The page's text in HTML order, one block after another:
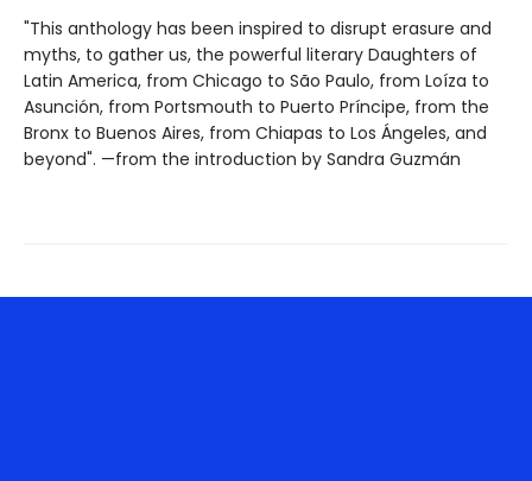
"This anthology has been inspired to disrupt erasure and
myths, to gather us, the powerful literary Daughters of
Latin America, from Chicago to São Paulo, from Loíza to
Asunción, from Portsmouth to Puerto Príncipe, from the
Bronx to Buenos Aires, from Chiapas to Los Ángeles, and
beyond". —from the introduction by Sandra Guzmán